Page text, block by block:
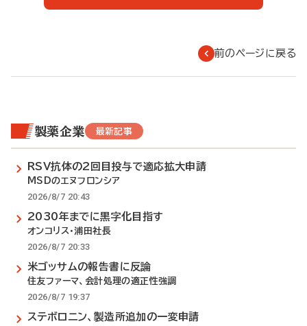
前のページに戻る
製薬企業 最新記事
RSV抗体の2回目投与で適応拡大申請
MSDのエヌフロンシア
2026/8/7 20:43
2030年までに黒字化目指す
オンコリス・浦田社長
2026/8/7 20:33
米ゴッサムの報告書に反論
住友ファーマ、会計処理の適正性強調
2026/8/7 19:37
ステボロニン、製造所追加の一変申請